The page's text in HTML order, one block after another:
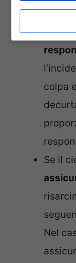
per i
Seil
colpa
Se il
Nel